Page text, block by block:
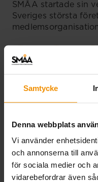
Samtycke
Denna webbplats
Vi använder
och annonserna till
för sociala medier och
vidarebefordrar även
SMÅA startade sin
Sveriges största
Kontakt
Logga in på våra e-
Mina E-tjänster
Du kan även ringa